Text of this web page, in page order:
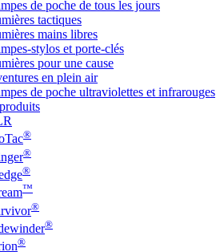
de poche de tous les jours
tactiques
mains libres
stylos et porte-clés
pour une cause
en plein air
de poche ultraviolettes et infrarouges
®
®
®
™
®
®
®